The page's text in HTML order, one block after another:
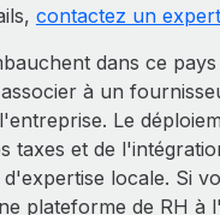
contactez un
dans ce
à un
Le
taxes et de
locale. Si
plateforme de RH à